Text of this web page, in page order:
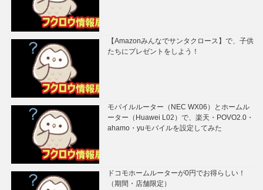
【Amazonみんなでサンタクロース】で、子供
たちにプレゼントをしよう！
モバイルルーター（NEC WX06）とホームル
ーター（Huawei L02）で、楽天・POVO2.0・
ahamo・yuモバイルを設定してみた
ドコモホームルーターが0円でお得らしい！
（期間・店舗限定）